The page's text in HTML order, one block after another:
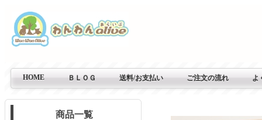
HOME ＢＬＯＧ 送料/お支払い ご注文の流れ よ
商品一覧